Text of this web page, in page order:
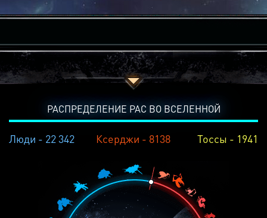
РАСПРЕДЕЛЕНИЕ РАС ВО ВСЕЛЕННОЙ
Люди - 22 342 Ксерджи - 8138 Тоссы - 1941